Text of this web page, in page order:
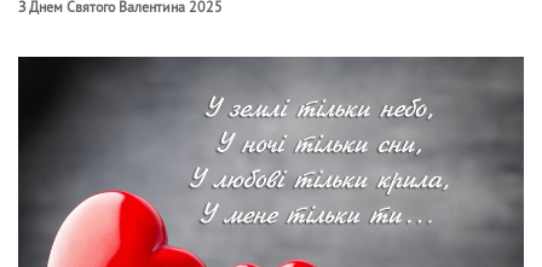
З Днем Святого Валентина 2025